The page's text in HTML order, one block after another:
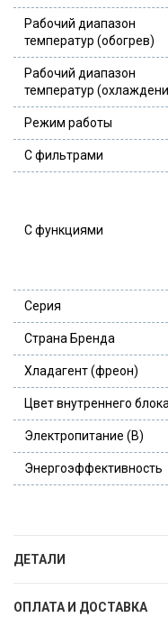
Рабочий диапазон
температур (обогрев)
Рабочий диапазон
температур
Режим работы
С фильтрами
С функциями
Серия
Страна Бренда
Хладагент (фреон)
Цвет внутреннего
Электропитание (В)
Энергоэффективность
ДЕТАЛИ
ОПЛАТА И ДОСТАВКА